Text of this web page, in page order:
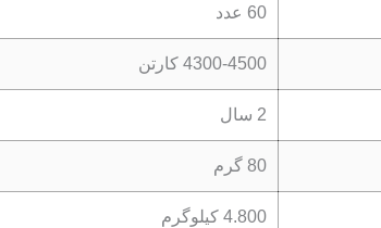
60 عدد
4300-4500 کارتن
2 سال
80 گرم
4.800 کیلوگرم